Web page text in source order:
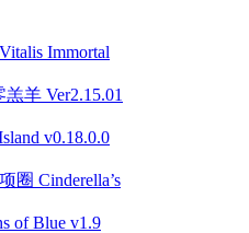
Immortal
羊 Ver2.15.01
v0.18.0.0
圈 Cinderella’s
of Blue v1.9